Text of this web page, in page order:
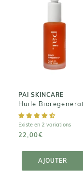
PAI SKINCARE
Existe en 2 variations
22,00€
AJOUTER
Huile
Bioregenerate
de Rosier
Sauvage
PANIER